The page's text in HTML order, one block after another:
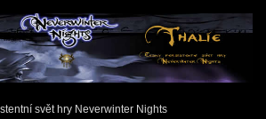
svět hry Neverwinter Nights